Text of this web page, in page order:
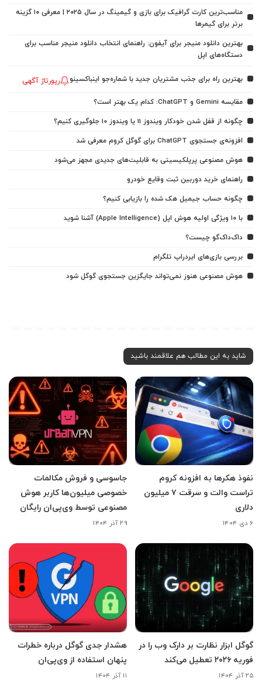
مناسب‌ترین کارت گرافیک برای بازی و گیمینگ در سال ۲۰۲۵ | معرفی ۱۰ گزینه
برتر برای گیمرها
بهترین دانلود منیجر برای آیفون: راهنمای انتخاب دانلود منیجر مناسب برای
دستگاه‌های اپل
بهترین راه برای جذب مشتریان جدید با شماره‌جو اینباکسینو رپورتاژ آگهی
مقایسه Gemini و ChatGPT: کدام یک بهتر است؟
چگونه از قفل شدن خودکار ویندوز 11 یا ویندوز 10 جلوگیری کنیم؟
افزونه‌ی جستجوی ChatGPT برای گوگل کروم معرفی شد
هوش مصنوعی پرپلکیسیتی به قابلیت‌های جدیدی مجهز می‌شود
راهنمای خرید دوربین ثبت وقایع خودرو
چگونه حساب جیمیل هک شده را بازیابی کنیم؟
با ۱۰ ویژگی اولیه هوش اپل (Apple Intelligence) آشنا شوید
داک‌داک‌گو چیست؟
بررسی بازی‌های ایردراپ تلگرام
هوش مصنوعی هنوز نمی‌تواند جایگزین جستجوی گوگل شود
شاید به این مطالب هم علاقمند باشید
نفوذ هکرها به افزونه کروم
تراست والت و سرقت ۷ میلیون
دلاری
۶ دی ۱۴۰۴
جاسوسی و فروش مکالمات
خصوصی میلیون‌ها کاربر هوش
مصنوعی توسط وی‌پی‌ان رایگان
۲۹ آذر ۱۴۰۴
گوگل ابزار نظارت بر دارک وب را در
فوریه ۲۰۲۶ تعطیل می‌کند
۲۵ آذر ۱۴۰۴
هشدار جدی گوگل درباره خطرات
پنهان استفاده از وی‌پی‌ان
۱۱ آذر ۱۴۰۴